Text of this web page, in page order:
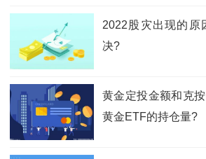
2022股灾出现的原
决?
黄金定投金额和克
黄金ETF的持仓量?